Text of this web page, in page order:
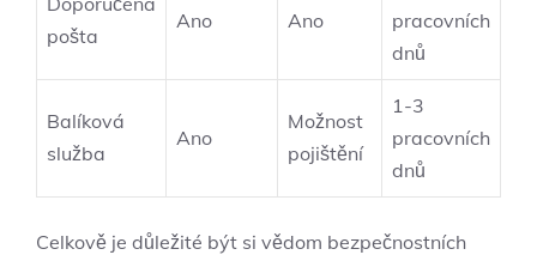
pošta
Ano Ano
pracovních
dnů
Balíková
služba
Ano
Možnost
pojištění
1-3
pracovních
dnů
Celkově je důležité být si vědom bezpečnostních